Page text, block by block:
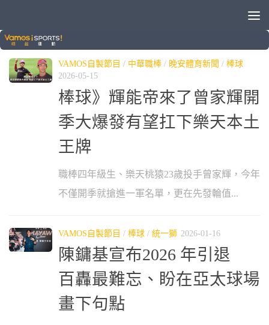
分類：中華職棒
VAMOS自製節目 / 中華職棒 / 晚安體育新聞 / 棒球
2026-05-15
棒球》輝能帝來了曾家輝開
季大爆發有望扛下樂天本土
王牌
職棒四年級生、樂天桃猿23歲投手曾家輝，今年
不僅開季就搶進一軍名單，更在先發輪值...
VAMOS自製節目 / 棒球 / 統一獅 2026-01-16
陳鏞基宣布2026 年引退
百轟最難忘、盼在亞太球場
畫下句點